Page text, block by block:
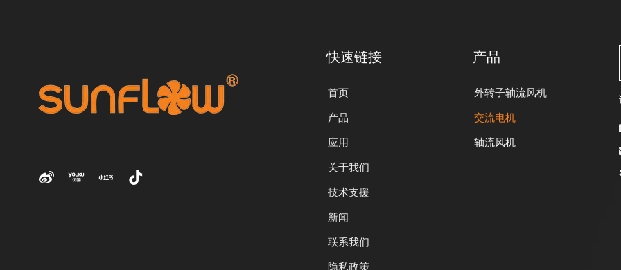
快速链接
首页
产品
应用
关于我们
技术支援
新闻
联系我们
隐私政策
产品
外转子轴流风机
交流电机
轴流风机